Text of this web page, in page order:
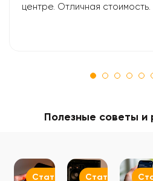
центре. Отличная стоимость.
Полезные советы и
Статьи Статьи